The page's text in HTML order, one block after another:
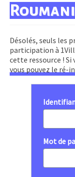
Désolés, seuls les
participation à
cette ressource ! Si
vous pouvez le ré-
Mot de